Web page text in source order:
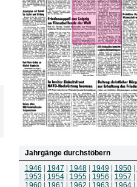
Jahrgänge durchstöbern
1946
1947 1948| 1949 1950|
1953
1954| 1955| 1956 1957
1960| 1961 1962 1963 1964|